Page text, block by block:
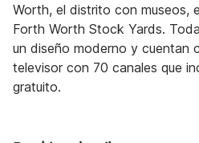
Worth, el distrito con museos,
Forth Worth Stock Yards.
un diseño moderno y cuentan
televisor con 70 canales que
gratuito.